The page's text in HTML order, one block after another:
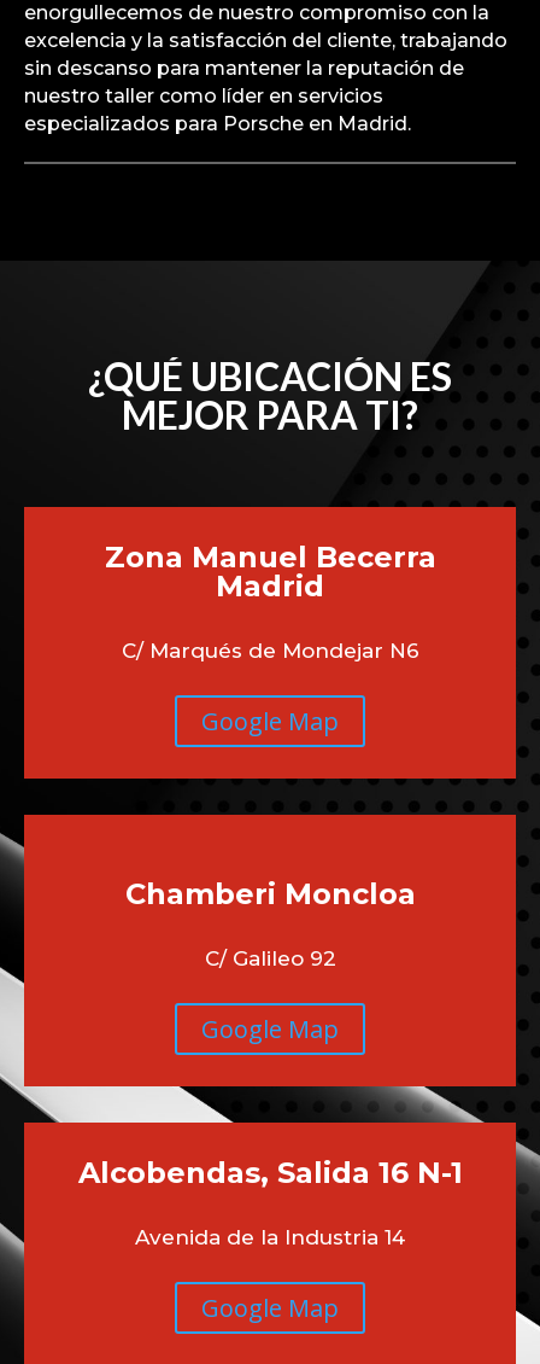
enorgullecemos de nuestro compromiso con la
excelencia y la satisfacción del cliente, trabajando
sin descanso para mantener la reputación de
nuestro taller como líder en servicios
especializados para Porsche en Madrid.
¿QUÉ UBICACIÓN ES
MEJOR PARA TI?
Zona Manuel Becerra
Madrid
C/ Marqués de Mondejar N6
Google Map
Chamberi Moncloa
C/ Galileo 92
Google Map
Alcobendas, Salida 16 N-1
Avenida de la Industria 14
Google Map